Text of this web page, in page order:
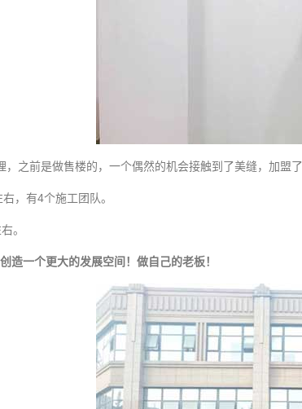
，之前是做售楼的，一个偶然的机会接触到了美缝，加盟了
，有4个施工团队。
。
造一个更大的发展空间！做自己的老板！